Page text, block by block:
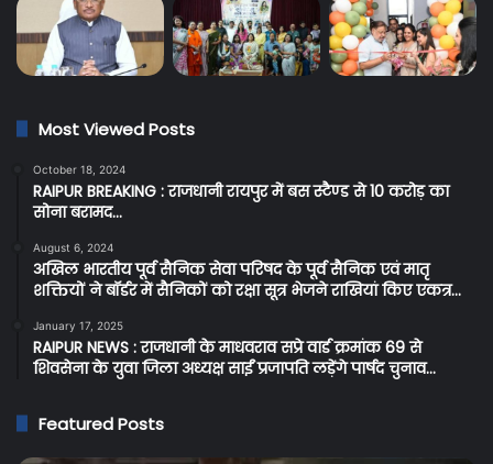
Most Viewed Posts
October 18, 2024
RAIPUR BREAKING : राजधानी रायपुर में बस स्टैण्ड से 10 करोड़ का
सोना बरामद…
August 6, 2024
अखिल भारतीय पूर्व सैनिक सेवा परिषद के पूर्व सैनिक एवं मातृ
शक्तियों ने बॉर्डर में सैनिकों को रक्षा सूत्र भेजने राखियां किए एकत्र…
January 17, 2025
RAIPUR NEWS : राजधानी के माधवराव सप्रे वार्ड क्रमांक 69 से
शिवसेना के युवा जिला अध्यक्ष साईं प्रजापति लड़ेंगे पार्षद चुनाव…
Featured Posts